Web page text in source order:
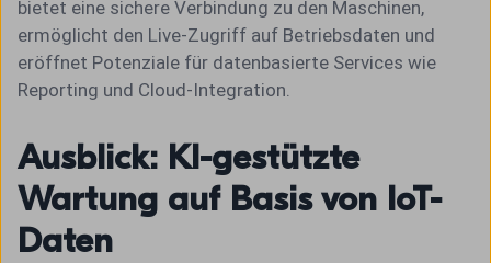
bietet eine sichere Verbindung zu den Maschinen,
ermöglicht den Live-Zugriff auf Betriebsdaten und
eröffnet Potenziale für datenbasierte Services wie
Reporting und Cloud-Integration.
Ausblick: KI-gestützte
Wartung auf Basis von IoT-
Daten